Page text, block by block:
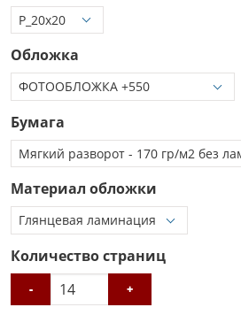
Обложка
Бумага
Материал обложки
Количество страниц
- +